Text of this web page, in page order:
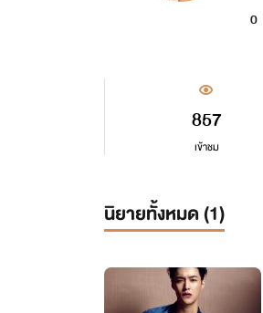
0
857
เข้าชม
นิยายทั้งหมด (1)